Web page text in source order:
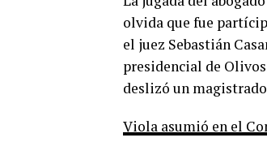
olvida que fue
el juez Sebastián
presidencial de
deslizó un
Viola asumió en el